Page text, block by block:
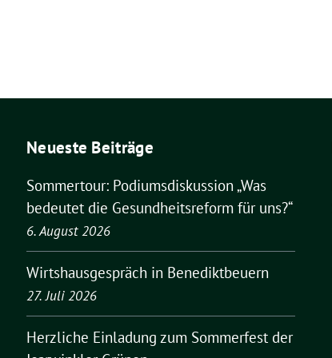
Neueste Beiträge
Sommertour: Podiumsdiskussion „Was
bedeutet die Gesundheitsreform für uns?“
6. August 2026
Wirtshausgespräch in Benediktbeuern
27. Juli 2026
Herzliche Einladung zum Sommerfest der